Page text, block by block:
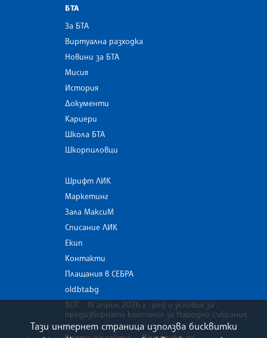
БТА
За БТА
Виртуална разходка
Новини за БТА
Мисия
История
Документи
Кариери
Школа БТА
Шкорпиловци
Шрифт ЛИК
Маркетинг
Зала МаксиМ
Списание ЛИК
Екип
Контакти
Плащания в СЕБРА
old.bta.bg
ВОТ - 19 април 2026 г . ред и условия за
предизборната кампания за Народно събрание
Тази интернет страница използва бисквитки